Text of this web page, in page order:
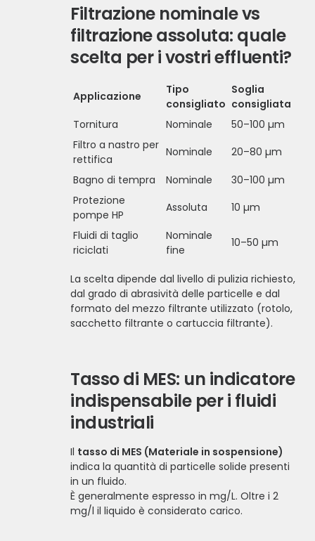
Filtrazione nominale vs
filtrazione assoluta: quale
scelta per i vostri effluenti?
Applicazione
Tipo
consigliato
Soglia
consigliata
Tornitura
Nominale
50–100 µm
Filtro a nastro per
rettifica
Nominale
20–80 µm
Bagno di tempra
Nominale
30–100 µm
Protezione
pompe HP
Assoluta
10 µm
Fluidi di taglio
riciclati
Nominale
fine
10–50 µm
La scelta dipende dal livello di pulizia richiesto,
dal grado di abrasività delle particelle e dal
formato del mezzo filtrante utilizzato (rotolo,
sacchetto filtrante o cartuccia filtrante).
Tasso di MES: un indicatore
indispensabile per i fluidi
industriali
Il tasso di MES (Materiale in sospensione)
indica la quantità di particelle solide presenti
in un fluido.
È generalmente espresso in mg/L. Oltre i 2
mg/l il liquido è considerato carico.